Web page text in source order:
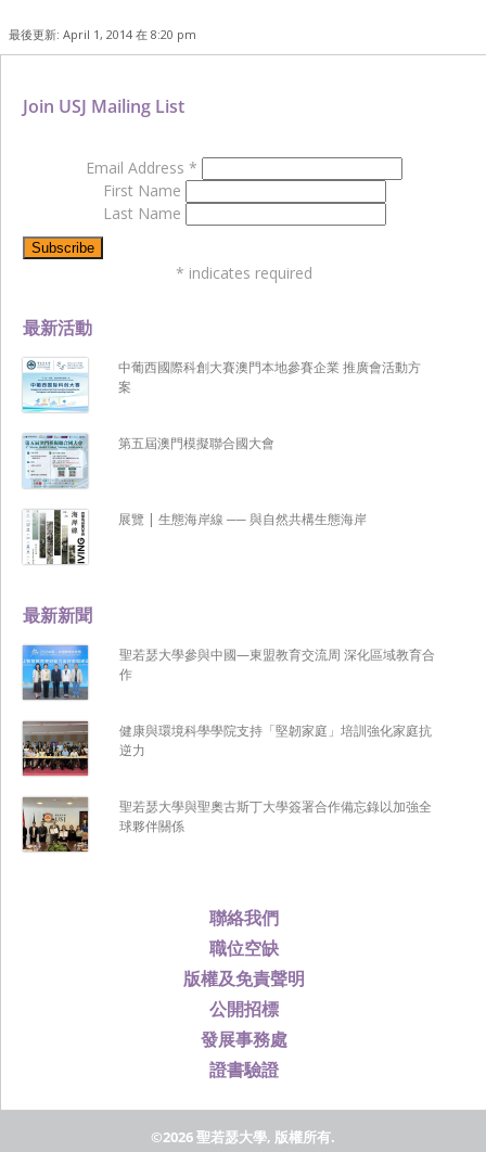
最後更新: April 1, 2014 在 8:20 pm
聯絡我們
職位空缺
版權及免責聲明
公開招標
發展事務處
證書驗證
最新新聞
聖若瑟大學參與中國—東盟教育交流周 深化區域教育合
作
健康與環境科學學院支持「堅韌家庭」培訓強化家庭抗
逆力
聖若瑟大學與聖奧古斯丁大學簽署合作備忘錄以加強全
球夥伴關係
最新活動
中葡西國際科創大賽澳門本地參賽企業 推廣會活動方
案
第五屆澳門模擬聯合國大會
展覽 | 生態海岸線 ── 與自然共構生態海岸
Join USJ Mailing List
Email Address *
First Name
Last Name
* indicates required
©2026 聖若瑟大學, 版權所有.